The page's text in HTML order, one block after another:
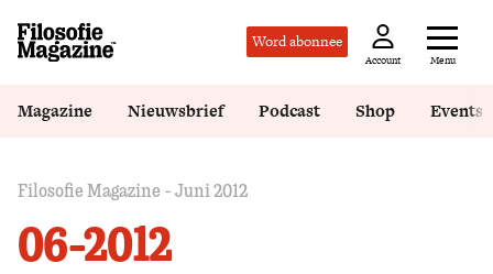
Word abonnee
Account Menu
Magazine Nieuwsbrief Podcast Shop Events
Filosofie Magazine - Juni 2012
06-2012